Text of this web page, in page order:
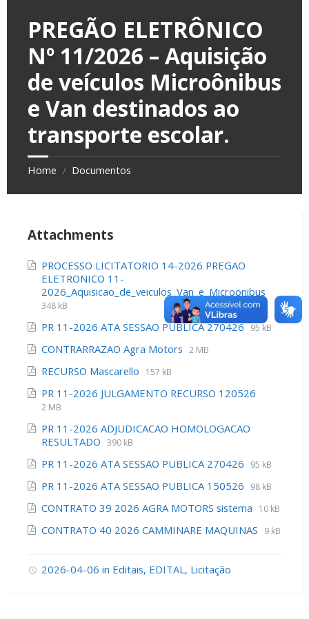
PREGÃO ELETRÔNICO
Nº 11/2026 – Aquisição
de veículos Microônibus
e Van destinados ao
transporte escolar.
Home / Documentos
Attachments
PROCESSO LICITATORIO 14-2026 PREGAO
ELETRONICO 11-
2026_Aquisicao_de_veiculos_Van_e_Microonibus
348 kB
PR 11-2026 ATA SESSAO PUBLICA 270426 95 kB
CONTRARRAZAO Agra Motors 2 MB
RECURSO Mascarello 157 kB
PR 11-2026 JULGAMENTO RECURSO 120526
2 MB
PR 11-2026 ADJUDICACAO HOMOLOGACAO
RESULTADO 390 kB
PR 11-2026 ATA SESSAO PUBLICA 270426 95 kB
PR 11-2026 ATA SESSAO PUBLICA 150526 98 kB
CONTRATO 39 2026 AGRA MOTORS sistema 10 kB
CONTRATO 40 2026 CAMMINARE MAQUINAS 9 kB
2026-04-06 in Editais, EDITAL, Licitação